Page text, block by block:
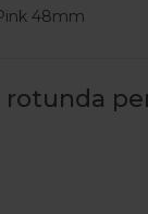
48mm
rotunda